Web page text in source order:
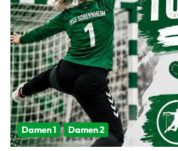
Damen 1 Damen 2